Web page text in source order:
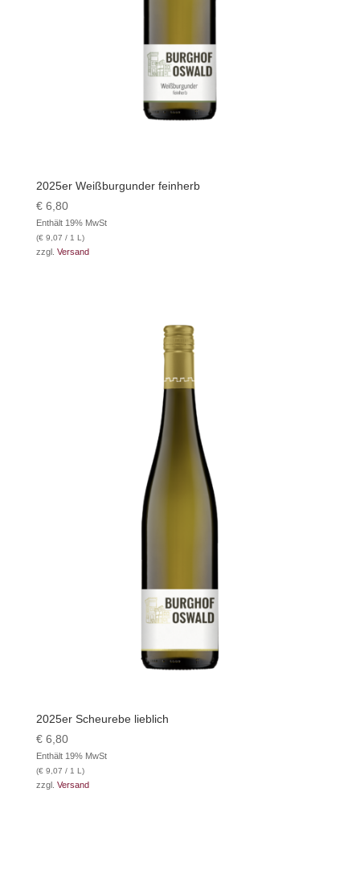
2025er Weißburgunder feinherb
€6,80
Enthält 19% MwSt
(€9,07 / 1 L)
zzgl. Versand
2025er Scheurebe lieblich
€6,80
Enthält 19% MwSt
(€9,07 / 1 L)
zzgl. Versand